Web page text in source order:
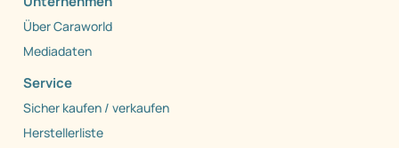
Über Caraworld
Mediadaten
Service
Sicher kaufen / verkaufen
Herstellerliste